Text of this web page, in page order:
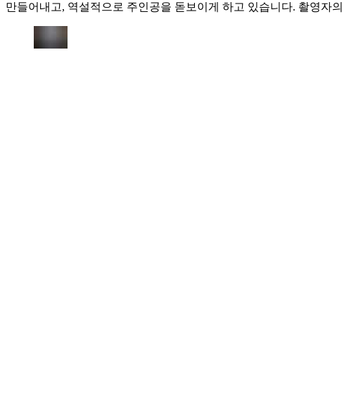
만들어내고, 역설적으로 주인공을 돋보이게 하고 있습니다. 촬영자